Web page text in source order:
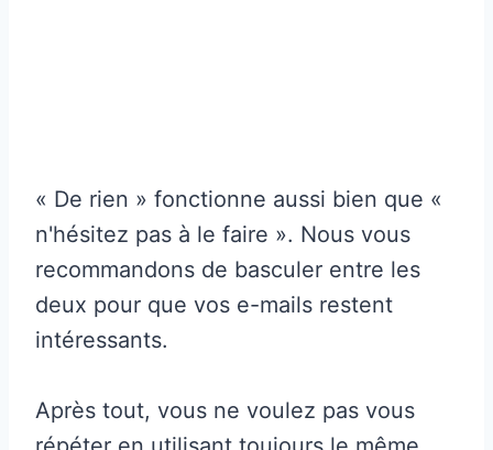
« De rien » fonctionne aussi bien que «
n'hésitez pas à le faire ». Nous vous
recommandons de basculer entre les
deux pour que vos e-mails restent
intéressants.
Après tout, vous ne voulez pas vous